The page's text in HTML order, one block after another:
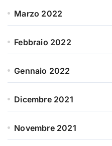
Marzo 2022
Febbraio 2022
Gennaio 2022
Dicembre 2021
Novembre 2021